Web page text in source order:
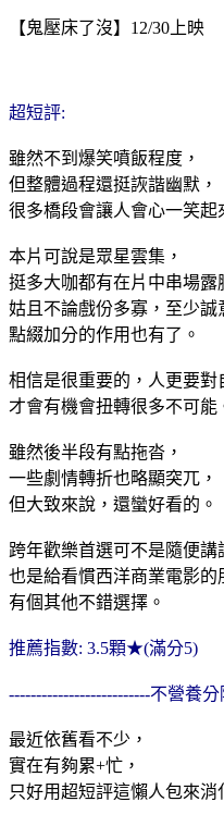
【鬼壓床了沒】12/30上映
超短評:
雖然不到爆笑噴飯程度，
但整體過程還挺詼諧幽默，
很多橋段會讓人會心一笑起
本片可說是眾星雲集，
挺多大咖都有在片中串場露
姑且不論戲份多寡，至少誠
點綴加分的作用也有了。
相信是很重要的，人更要對
才會有機會扭轉很多不可能
雖然後半段有點拖沓，
一些劇情轉折也略顯突兀，
但大致來說，還蠻好看的。
跨年歡樂首選可不是隨便講
也是給看慣西洋商業電影的
有個其他不錯選擇。
推薦指數: 3.5顆★(滿分5)
--------------------------不營養
最近依舊看不少，
實在有夠累+忙，
只好用超短評這懶人包來消